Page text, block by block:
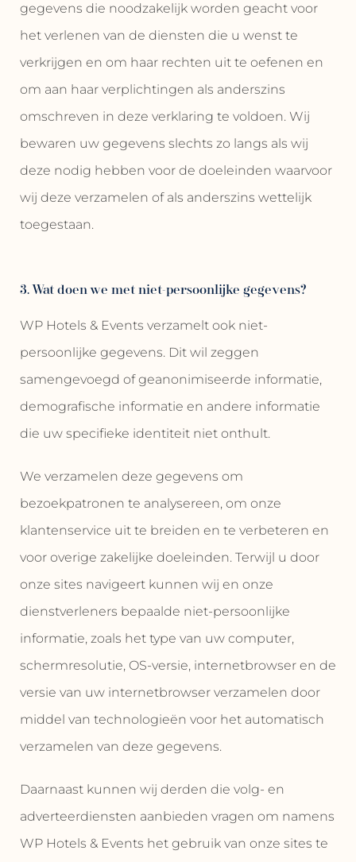
gegevens die noodzakelijk worden geacht voor
het verlenen van de diensten die u wenst te
verkrijgen en om haar rechten uit te oefenen en
om aan haar verplichtingen als anderszins
omschreven in deze verklaring te voldoen. Wij
bewaren uw gegevens slechts zo langs als wij
deze nodig hebben voor de doeleinden waarvoor
wij deze verzamelen of als anderszins wettelijk
toegestaan.
3. Wat doen we met niet-persoonlijke gegevens?
WP Hotels & Events verzamelt ook niet-
persoonlijke gegevens. Dit wil zeggen
samengevoegd of geanonimiseerde informatie,
demografische informatie en andere informatie
die uw specifieke identiteit niet onthult.
We verzamelen deze gegevens om
bezoekpatronen te analysereen, om onze
klantenservice uit te breiden en te verbeteren en
voor overige zakelijke doeleinden. Terwijl u door
onze sites navigeert kunnen wij en onze
dienstverleners bepaalde niet-persoonlijke
informatie, zoals het type van uw computer,
schermresolutie, OS-versie, internetbrowser en de
versie van uw internetbrowser verzamelen door
middel van technologieën voor het automatisch
verzamelen van deze gegevens.
Daarnaast kunnen wij derden die volg- en
adverteerdiensten aanbieden vragen om namens
WP Hotels & Events het gebruik van onze sites te